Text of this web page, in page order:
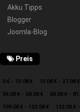
Akku Tipps
Blogger
Joomla-Blog
Preis
0 € - 13.08 € 13.08 € - 27.08 €
54.08 € - 68.08 €
68.08 € -
109.08 € - 122.08 €
122.08 €